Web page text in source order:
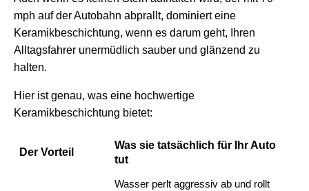
mph auf der Autobahn abprallt, dominiert eine
Keramikbeschichtung, wenn es darum geht, Ihren
Alltagsfahrer unermüdlich sauber und glänzend zu
halten.
Hier ist genau, was eine hochwertige
Keramikbeschichtung bietet:
Der Vorteil
Was sie tatsächlich für Ihr Auto
tut
Wasser perlt aggressiv ab und rollt